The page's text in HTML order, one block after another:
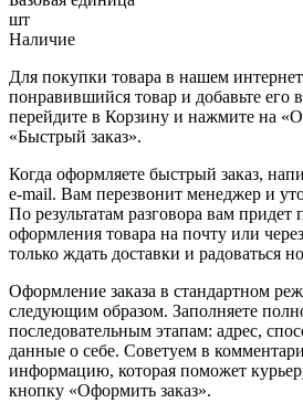
шт
Наличие
Для покупки товара в нашем
понравившийся товар и добавьте его
перейдите в Корзину и нажмите на
«Быстрый заказ».
Когда оформляете быстрый заказ,
e-mail. Вам перезвонит менеджер и
По результатам разговора вам придет
оформления товара на почту или
только ждать доставки и радоваться
Оформление заказа в стандартном
следующим образом. Заполняете
последовательным этапам: адрес,
данные о себе. Советуем в
информацию, которая поможет
кнопку «Оформить заказ».